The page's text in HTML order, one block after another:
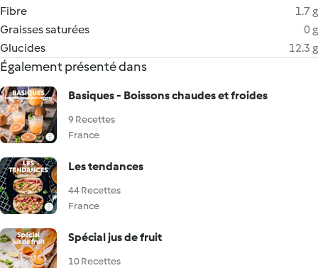
Fibre
1.7 g
Graisses saturées
0 g
Glucides
12.3 g
Également présenté dans
Basiques - Boissons chaudes et froides
9 Recettes
France
Les tendances
44 Recettes
France
Spécial jus de fruit
10 Recettes